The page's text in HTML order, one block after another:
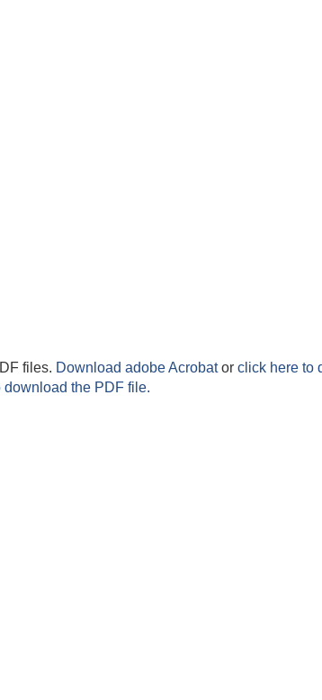
files. Download adobe Acrobator click here to
download the PDF file.